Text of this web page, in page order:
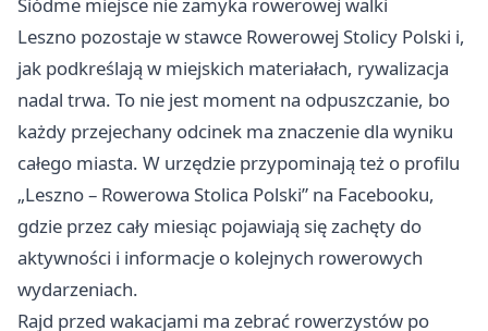
Siódme miejsce nie zamyka rowerowej walki
Leszno pozostaje w stawce Rowerowej Stolicy Polski i,
jak podkreślają w miejskich materiałach, rywalizacja
nadal trwa. To nie jest moment na odpuszczanie, bo
każdy przejechany odcinek ma znaczenie dla wyniku
całego miasta. W urzędzie przypominają też o profilu
„Leszno – Rowerowa Stolica Polski” na Facebooku,
gdzie przez cały miesiąc pojawiają się zachęty do
aktywności i informacje o kolejnych rowerowych
wydarzeniach.
Rajd przed wakacjami ma zebrać rowerzystów po